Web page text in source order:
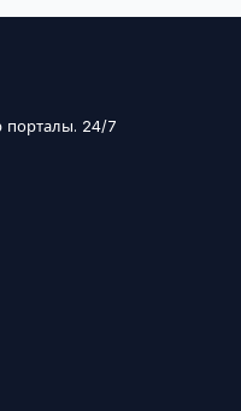
порталы. 24/7